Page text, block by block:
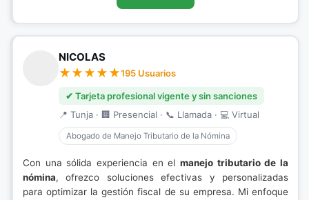
NICOLAS
195 Usuarios
✔ Tarjeta profesional vigente y sin sanciones
📍 Tunja · 🏢 Presencial · 📞 Llamada · 💻 Virtual
Abogado de Manejo Tributario de la Nómina
Con una sólida experiencia en el manejo tributario de la
nómina, ofrezco soluciones efectivas y personalizadas
para optimizar la gestión fiscal de su empresa. Mi enfoque